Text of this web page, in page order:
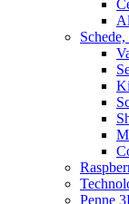
Penne